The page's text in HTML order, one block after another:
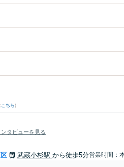
産・土地の相続のトラブル解決の実績
どでお困りの相談者さんにおすすめです。
こちら)
ンタビューを見る
武蔵小杉駅 から徒歩5分営業時間：